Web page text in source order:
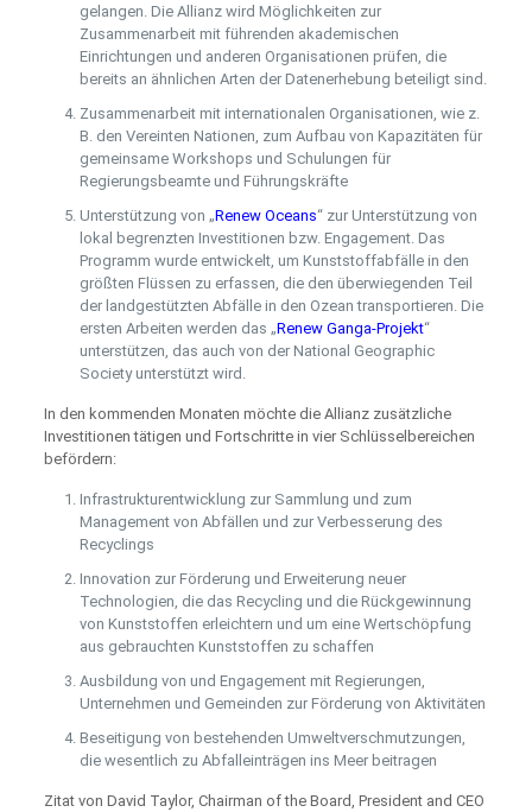
gelangen. Die Allianz wird Möglichkeiten zur
Zusammenarbeit mit führenden akademischen
Einrichtungen und anderen Organisationen prüfen, die
bereits an ähnlichen Arten der Datenerhebung beteiligt sind.
Zusammenarbeit mit internationalen Organisationen, wie z.
B. den Vereinten Nationen, zum Aufbau von Kapazitäten für
gemeinsame Workshops und Schulungen für
Regierungsbeamte und Führungskräfte
Unterstützung von „Renew Oceans“ zur Unterstützung von
lokal begrenzten Investitionen bzw. Engagement. Das
Programm wurde entwickelt, um Kunststoffabfälle in den
größten Flüssen zu erfassen, die den überwiegenden Teil
der landgestützten Abfälle in den Ozean transportieren. Die
ersten Arbeiten werden das „Renew Ganga-Projekt“
unterstützen, das auch von der National Geographic
Society unterstützt wird.
In den kommenden Monaten möchte die Allianz zusätzliche
Investitionen tätigen und Fortschritte in vier Schlüsselbereichen
befördern:
Infrastrukturentwicklung zur Sammlung und zum
Management von Abfällen und zur Verbesserung des
Recyclings
Innovation zur Förderung und Erweiterung neuer
Technologien, die das Recycling und die Rückgewinnung
von Kunststoffen erleichtern und um eine Wertschöpfung
aus gebrauchten Kunststoffen zu schaffen
Ausbildung von und Engagement mit Regierungen,
Unternehmen und Gemeinden zur Förderung von Aktivitäten
Beseitigung von bestehenden Umweltverschmutzungen,
die wesentlich zu Abfalleinträgen ins Meer beitragen
Zitat von David Taylor, Chairman of the Board, President and CEO